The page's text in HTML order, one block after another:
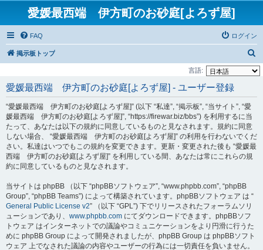
愛媛最西端 伊方町のお砂庭[よろず屋]
FAQ ログイン
掲示板トップ
索
言語:
愛媛最西端 伊方町のお砂庭[よろず屋] - ユーザー登録
“愛媛最西端 伊方町のお砂庭[よろず屋]” (以下 “私達”, “掲示板”, “当サイト”, “愛
媛最西端 伊方町のお砂庭[よろず屋]”, “https://firewar.biz/bbs”) を利用するに当
たって、あなたは以下の規約に同意しているものと見なされます。規約に同意
しない場合、 “愛媛最西端 伊方町のお砂庭[よろず屋]” の利用を行わないでくだ
さい。私達はいつでもこの規約を変更できます。更新・変更された後も “愛媛最
西端 伊方町のお砂庭[よろず屋]” を利用している間、あなたは常にこれらの規
約に同意しているものと見なされます。
当サイトは phpBB （以下 “phpBBソフトウェア”, “www.phpbb.com”, “phpBB
Group”, “phpBB Teams”) によって構築されています。phpBBソフトウェア は “
General Public License v2” （以下 “GPL”) 下でリリースされたフォーラムソリ
ューションであり、 www.phpbb.com にてダウンロードできます。phpBBソフ
トウェア はインターネットでの議論やコミュニケーションをより円滑に行うた
めに phpBB Group によって開発されましたが、phpBB Group は phpBBソフト
ウェア 上でなされた議論の内容やユーザーの行為には一切責任を負いません。